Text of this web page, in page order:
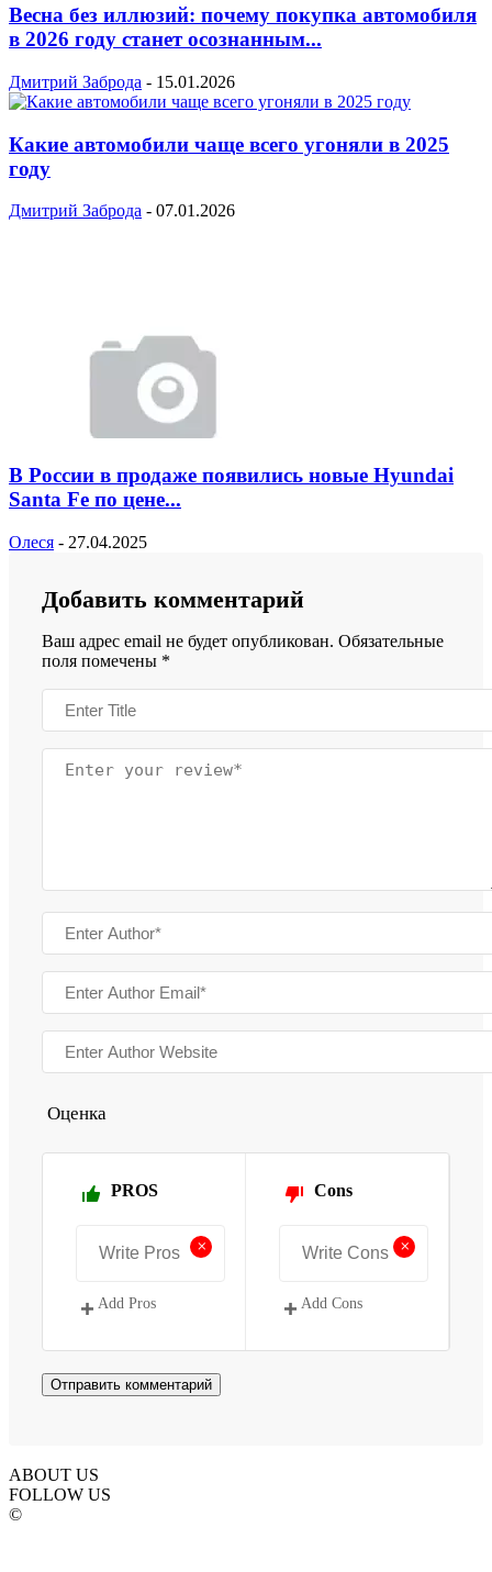
Весна без иллюзий: почему покупка автомобиля
в 2026 году станет осознанным...
Дмитрий Заброда - 15.01.2026
Какие автомобили чаще всего угоняли в 2025
году
Дмитрий Заброда - 07.01.2026
В России в продаже появились новые Hyundai
Santa Fe по цене...
Олеся - 27.04.2025
Добавить комментарий
Ваш адрес email не будет опубликован. Обязательные
поля помечены *
Оценка
PROS
+
Add Pros
Cons
+
Add Cons
ABOUT US
FOLLOW US
©